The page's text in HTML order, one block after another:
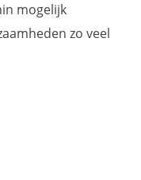
mogelijk
zo veel